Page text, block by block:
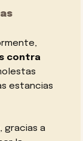
contra
estancias
gracias a